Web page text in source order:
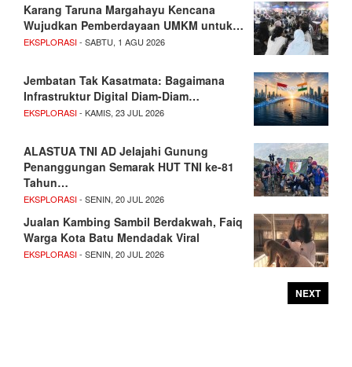
Karang Taruna Margahayu Kencana
Wujudkan Pemberdayaan UMKM untuk…
EKSPLORASI- SABTU, 1 AGU 2026
Jembatan Tak Kasatmata: Bagaimana
Infrastruktur Digital Diam-Diam…
EKSPLORASI- KAMIS, 23 JUL 2026
ALASTUA TNI AD Jelajahi Gunung
Penanggungan Semarak HUT TNI ke-81
Tahun…
EKSPLORASI- SENIN, 20 JUL 2026
Jualan Kambing Sambil Berdakwah, Faiq
Warga Kota Batu Mendadak Viral
EKSPLORASI- SENIN, 20 JUL 2026
NEXT